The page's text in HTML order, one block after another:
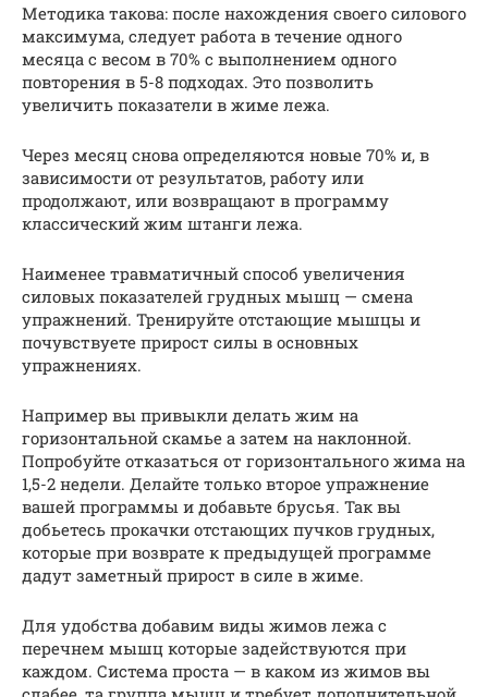
Методика такова: после нахождения своего силового
максимума, следует работа в течение одного
месяца с весом в 70% с выполнением одного
повторения в 5-8 подходах. Это позволить
увеличить показатели в жиме лежа.
Через месяц снова определяются новые 70% и, в
зависимости от результатов, работу или
продолжают, или возвращают в программу
классический жим штанги лежа.
Наименее травматичный способ увеличения
силовых показателей грудных мышц — смена
упражнений. Тренируйте отстающие мышцы и
почувствуете прирост силы в основных
упражнениях.
Например вы привыкли делать жим на
горизонтальной скамье а затем на наклонной.
Попробуйте отказаться от горизонтального жима на
1,5-2 недели. Делайте только второе упражнение
вашей программы и добавьте брусья. Так вы
добьетесь прокачки отстающих пучков грудных,
которые при возврате к предыдущей программе
дадут заметный прирост в силе в жиме.
Для удобства добавим виды жимов лежа с
перечнем мышц которые задействуются при
каждом. Система проста — в каком из жимов вы